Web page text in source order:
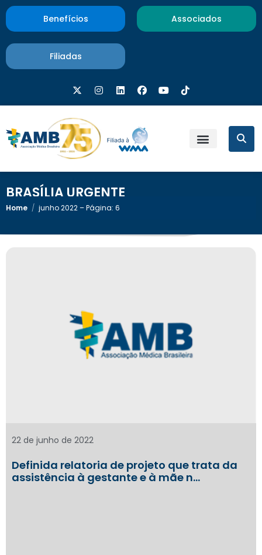
Benefícios Associados
Filiadas
BRASÍLIA URGENTE
Home / junho 2022 – Página: 6
Definida relatoria de projeto que trata da
assistência à gestante e à mãe n…
22 de junho de 2022